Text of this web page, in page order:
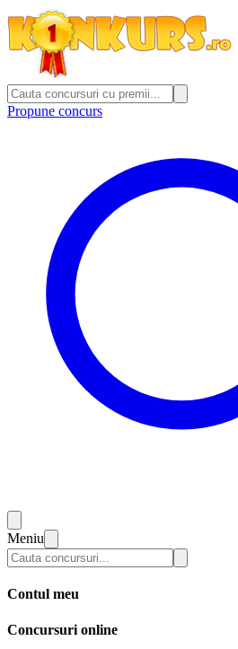
Propune concurs
Meniu
Contul meu
Concursuri online